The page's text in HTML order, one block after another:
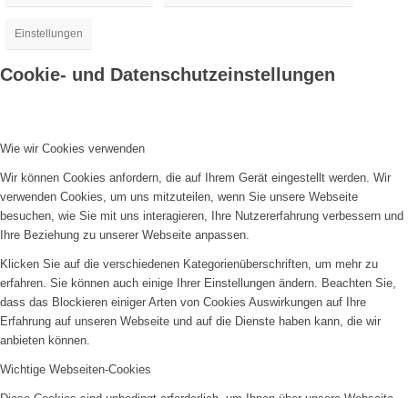
Einstellungen
Cookie- und Datenschutzeinstellungen
Wie wir Cookies verwenden
Wir können Cookies anfordern, die auf Ihrem Gerät eingestellt werden. Wir
verwenden Cookies, um uns mitzuteilen, wenn Sie unsere Webseite
besuchen, wie Sie mit uns interagieren, Ihre Nutzererfahrung verbessern und
Ihre Beziehung zu unserer Webseite anpassen.
Klicken Sie auf die verschiedenen Kategorienüberschriften, um mehr zu
erfahren. Sie können auch einige Ihrer Einstellungen ändern. Beachten Sie,
dass das Blockieren einiger Arten von Cookies Auswirkungen auf Ihre
Erfahrung auf unseren Webseite und auf die Dienste haben kann, die wir
anbieten können.
Wichtige Webseiten-Cookies